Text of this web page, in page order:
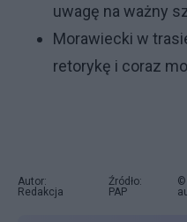
uwagę na ważny
Morawiecki w
retorykę i coraz
Autor:
Redakcja
Źródło:
PAP
©